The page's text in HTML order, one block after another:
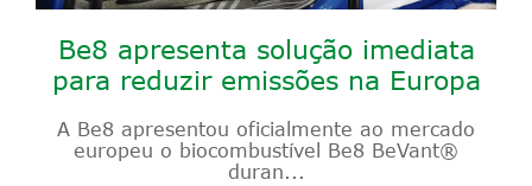
Be8 apresenta solução imediata
para reduzir emissões na Europa
A Be8 apresentou oficialmente ao mercado
europeu o biocombustível Be8 BeVant®
duran...